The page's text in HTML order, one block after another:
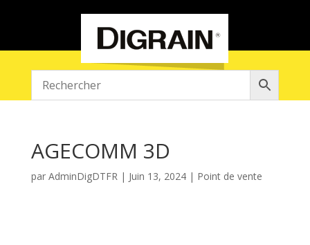
AGECOMM 3D
par AdminDigDTFR| Juin 13, 2024| Point de vente